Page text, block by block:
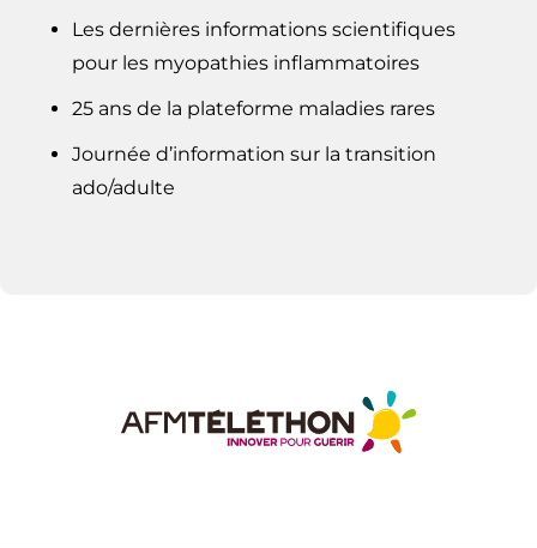
Les dernières informations scientifiques
pour les myopathies inflammatoires
25 ans de la plateforme maladies rares
Journée d’information sur la transition
ado/adulte